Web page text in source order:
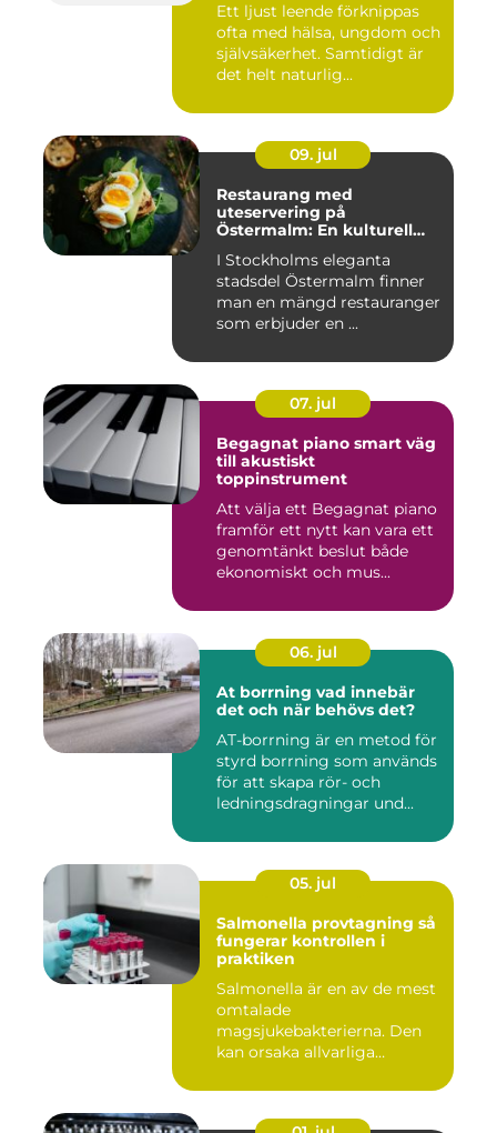
Ett ljust leende förknippas
ofta med hälsa, ungdom och
självsäkerhet. Samtidigt är
det helt naturlig...
09. jul
Restaurang med
uteservering på
Östermalm: En kulturell
I Stockholms eleganta
stadsdel Östermalm finner
man en mängd restauranger
som erbjuder en ...
07. jul
Begagnat piano smart väg
till akustiskt
toppinstrument
Att välja ett Begagnat piano
framför ett nytt kan vara ett
genomtänkt beslut både
ekonomiskt och mus...
06. jul
At borrning vad innebär
det och när behövs det?
AT-borrning är en metod för
styrd borrning som används
för att skapa rör- och
ledningsdragningar und...
05. jul
Salmonella provtagning så
fungerar kontrollen i
praktiken
Salmonella är en av de mest
omtalade
magsjukebakterierna. Den
kan orsaka allvarliga